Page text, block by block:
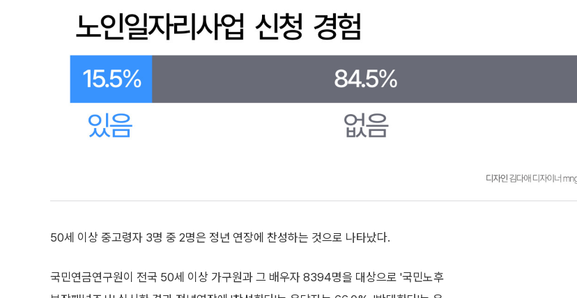
50세 이상 중고령자 3명 중 2명은 정년 연장에 찬성하는 것으로 나타났다.
국민연금연구원이 전국 50세 이상 가구원과 그 배우자 8394명을 대상으로 '국민노후